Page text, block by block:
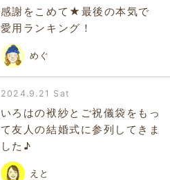
感謝をこめて★最後の本気で
愛用ランキング！
めぐ
2024.9.21 Sat
いろはの袱紗とご祝儀袋をもっ
て友人の結婚式に参列してきま
した♪
えと